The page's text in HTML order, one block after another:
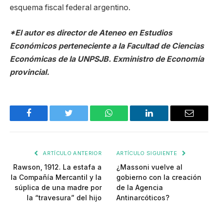
esquema fiscal federal argentino.
*El autor es director de Ateneo en Estudios
Económicos perteneciente a la Facultad de Ciencias
Económicas de la UNPSJB. Exministro de Economía
provincial.
Facebook Twitter WhatsApp LinkedIn Email
ARTÍCULO ANTERIOR
Rawson, 1912. La estafa a
la Compañía Mercantil y la
súplica de una madre por
la “travesura” del hijo
ARTÍCULO SIGUIENTE
¿Massoni vuelve al
gobierno con la creación
de la Agencia
Antinarcóticos?